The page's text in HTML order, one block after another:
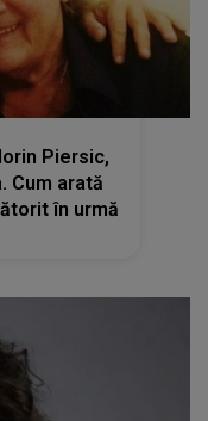
Piersic,
Cum arată
în urmă